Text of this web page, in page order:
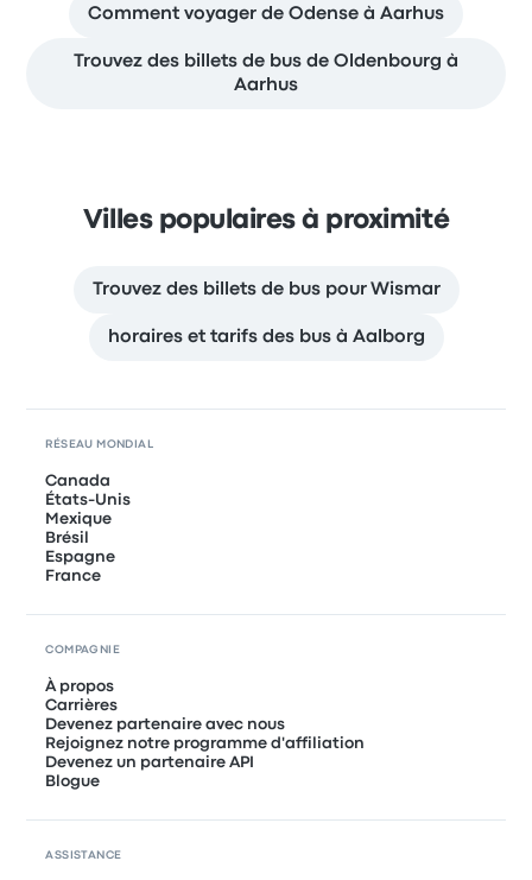
Comment voyager de Odense à Aarhus
Trouvez des billets de bus de Oldenbourg à
Aarhus
Villes populaires à proximité
Trouvez des billets de bus pour Wismar
horaires et tarifs des bus à Aalborg
RÉSEAU MONDIAL
Canada
États-Unis
Mexique
Brésil
Espagne
France
COMPAGNIE
À propos
Carrières
Devenez partenaire avec nous
Rejoignez notre programme d'affiliation
Devenez un partenaire API
Blogue
ASSISTANCE